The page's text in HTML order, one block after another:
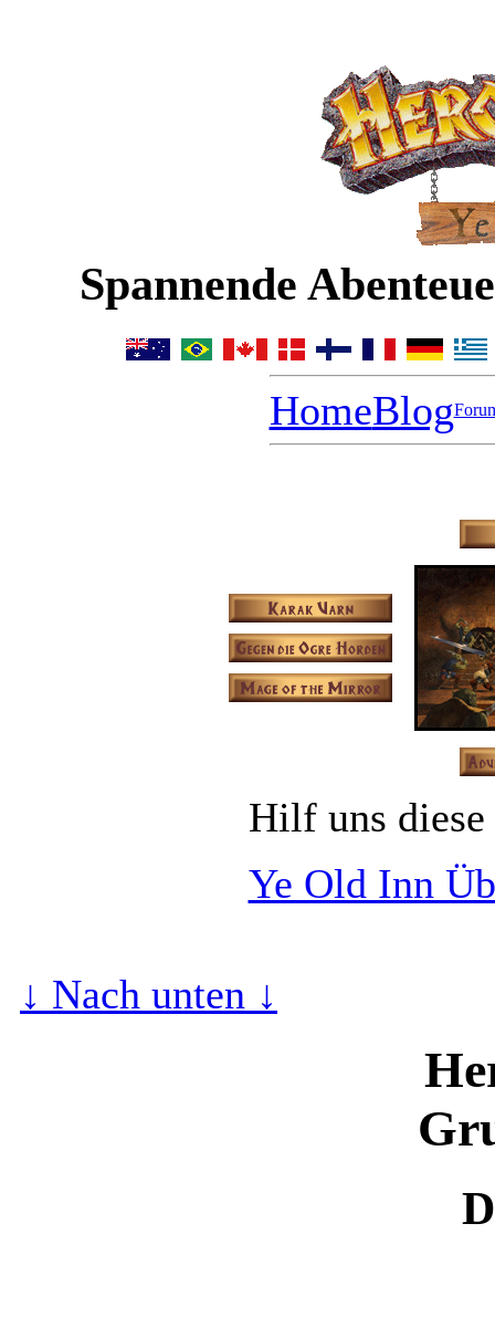
Spannende
HomeBlog
Hilf uns diese
Ye Old Inn
↓ Nach unten ↓